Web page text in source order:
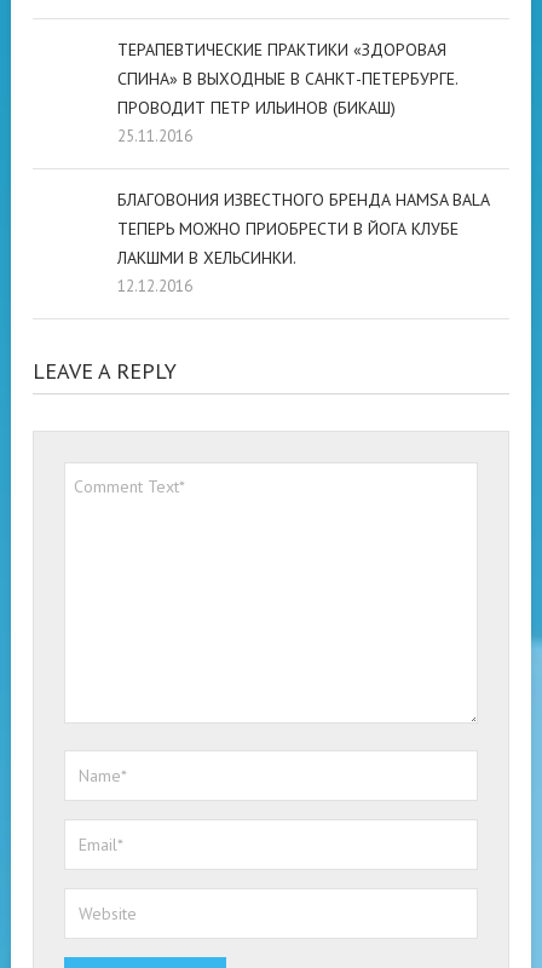
ТЕРАПЕВТИЧЕСКИЕ ПРАКТИКИ «ЗДОРОВАЯ
СПИНА» В ВЫХОДНЫЕ В САНКТ-ПЕТЕРБУРГЕ.
ПРОВОДИТ ПЕТР ИЛЬИНОВ (БИКАШ)
25.11.2016
БЛАГОВОНИЯ ИЗВЕСТНОГО БРЕНДА HAMSA BALA
ТЕПЕРЬ МОЖНО ПРИОБРЕСТИ В ЙОГА КЛУБЕ
ЛАКШМИ В ХЕЛЬСИНКИ.
12.12.2016
LEAVE A REPLY